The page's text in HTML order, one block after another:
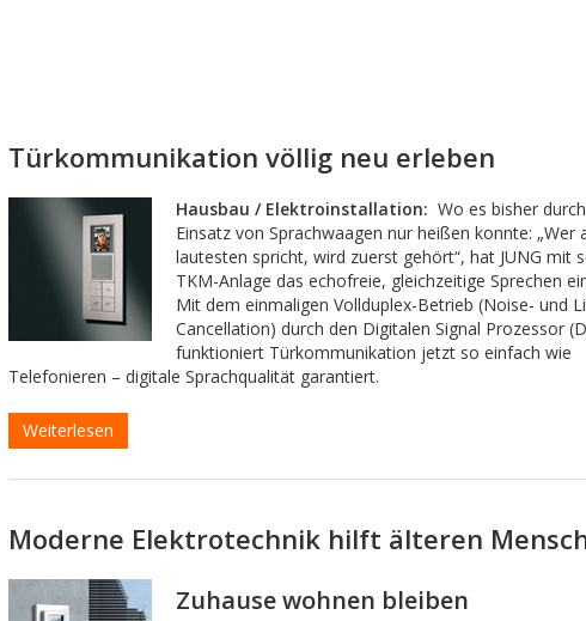
Türkommunikation völlig neu erleben
Hausbau / Elektroinstallation: Wo es bisher
Einsatz von Sprachwaagen nur heißen konnte: „Wer
lautesten spricht, wird zuerst gehört“, hat JUNG mit
TKM-Anlage das echofreie, gleichzeitige Sprechen
Mit dem einmaligen Vollduplex-Betrieb (Noise- und
Cancellation) durch den Digitalen Signal Prozessor
funktioniert Türkommunikation jetzt so einfach wie
Telefonieren – digitale Sprachqualität garantiert.
Weiterlesen
Moderne Elektrotechnik hilft älteren
Zuhause wohnen bleiben